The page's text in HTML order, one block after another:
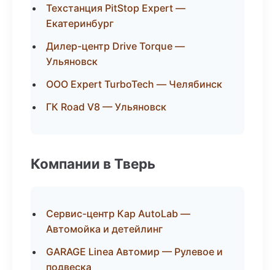
Техстанция PitStop Expert —
Екатеринбург
Дилер-центр Drive Torque —
Ульяновск
ООО Expert TurboTech — Челябинск
ГК Road V8 — Ульяновск
Компании в Тверь
Сервис-центр Кар AutoLab —
Автомойка и детейлинг
GARAGE Linea Автомир — Рулевое и
подвеска